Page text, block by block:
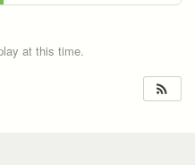
at this time.